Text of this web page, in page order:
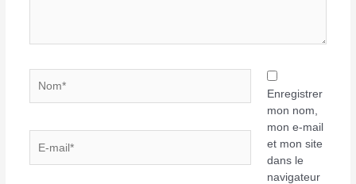
mail*
Enregistrer
mon nom,
mon e-mail
et mon site
dans le
navigateur